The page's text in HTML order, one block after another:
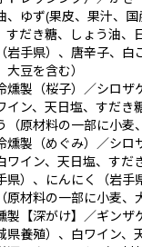
、ゆず(果皮、果汁、
すだき糖、しょう油、
岩手県）、唐辛子、白
豆を含む）
製（桜子）／シロザ
ン、天日塩、すだき
原材料の一部に小麦
製（めぐみ）／シロ
ワイン、天日塩、すだ
県）、にんにく（岩手
原材料の一部に小麦、
【深がけ】／ギンザ
県養殖）、白ワイン、